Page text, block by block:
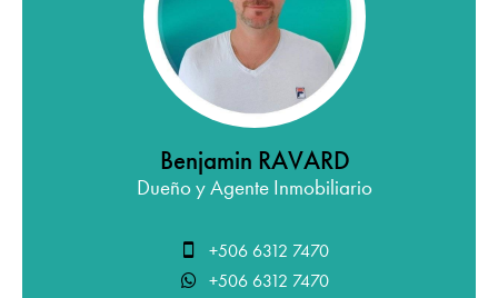
Benjamin RAVARD
Dueño y Agente Inmobiliario
+506 6312 7470
+506 6312 7470